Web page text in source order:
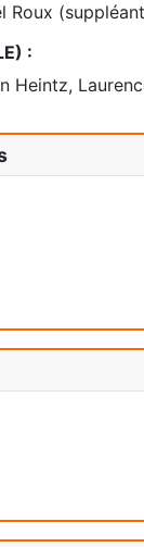
Roux
:
Heintz,